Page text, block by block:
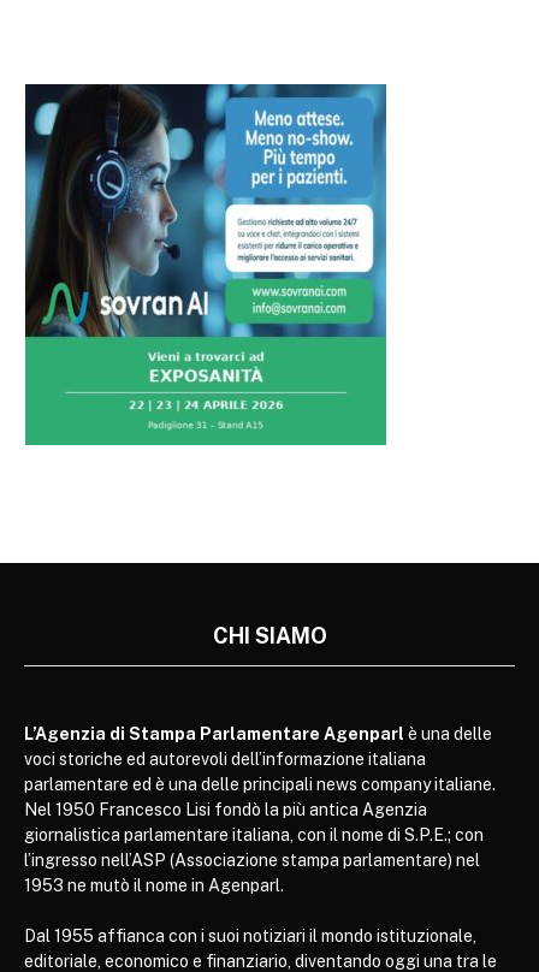
CHI SIAMO
L’Agenzia di Stampa Parlamentare Agenparl è una delle
voci storiche ed autorevoli dell’informazione italiana
parlamentare ed è una delle principali news company italiane.
Nel 1950 Francesco Lisi fondò la più antica Agenzia
giornalistica parlamentare italiana, con il nome di S.P.E.; con
l’ingresso nell’ASP (Associazione stampa parlamentare) nel
1953 ne mutò il nome in Agenparl.
Dal 1955 affianca con i suoi notiziari il mondo istituzionale,
editoriale, economico e finanziario, diventando oggi una tra le